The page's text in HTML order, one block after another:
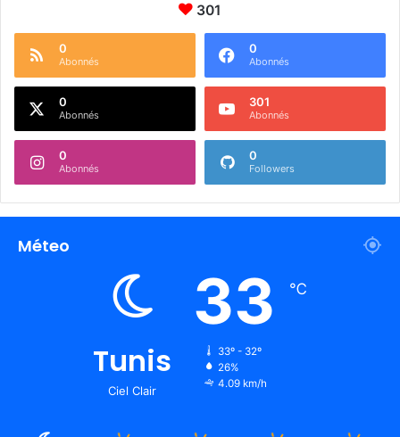
301
0
Abonnés
0
Abonnés
0
Abonnés
301
Abonnés
0
Abonnés
0
Followers
Méteo
Tunis
Ciel Clair
33 ℃
33º - 32º
26%
4.09 km/h